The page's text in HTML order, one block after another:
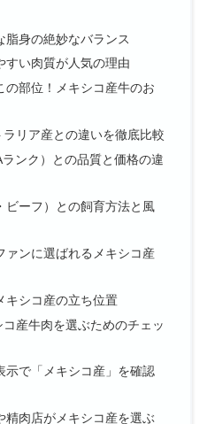
脂身の絶妙なバランス
すい肉質が人気の理由
の部位！メキシコ産牛のお
リア産との違いを徹底比較
ンク）との品質と価格の違
ビーフ）との飼育方法と風
ァンに選ばれるメキシコ産
キシコ産の立ち位置
産牛肉を選ぶためのチェッ
示で「メキシコ産」を確認
精肉店がメキシコ産を選ぶ